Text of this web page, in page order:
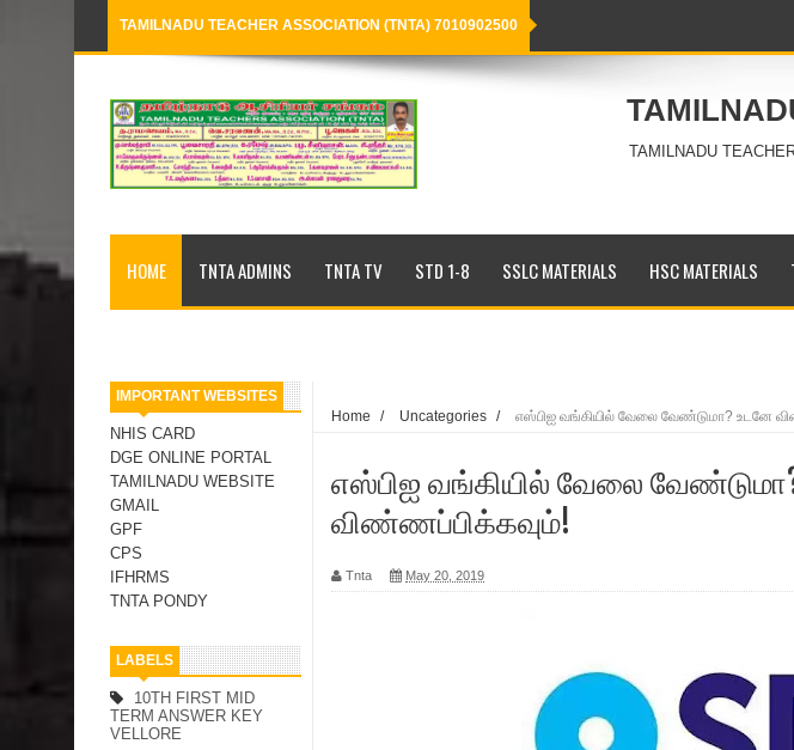
TAMILNADU TEACHER ASSOCIATION (TNTA) 7010902500
Loading...
TAMILNADU
HOME TNTA ADMINS TNTA TV STD 1-8 SSLC MATERIALS HSC MATERIALS
IMPORTANT WEBSITES
NHIS CARD
DGE ONLINE PORTAL
TAMILNADU WEBSITE
GMAIL
GPF
CPS
IFHRMS
TNTA PONDY
LABELS
10TH FIRST MID
TERM ANSWER KEY
VELLORE
Home / Uncategories / எஸ்பிஐ வங்கியில் வேலை வேண்டுமா? உடனே
எஸ்பிஐ வங்கியில் வேலை
விண்ணப்பிக்கவும்!
Tnta May 20, 2019